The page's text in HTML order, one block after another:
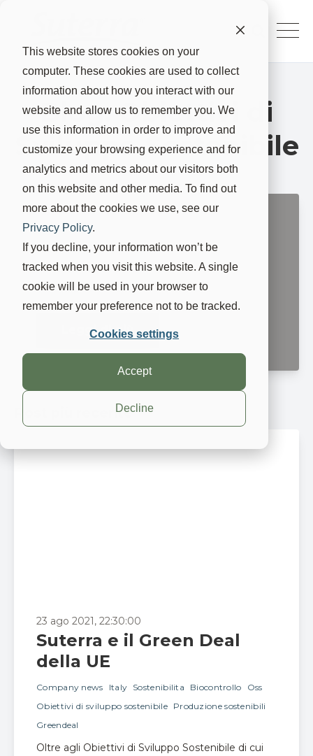
This website stores cookies on your
computer. These cookies are used to collect
information about how you interact with our
website and allow us to remember you. We
use this information in order to improve and
customize your browsing experience and for
analytics and metrics about our visitors both
on this website and other media. To find out
more about the cookies we use, see our
Privacy Policy.
If you decline, your information won’t be
tracked when you visit this website. A single
cookie will be used in your browser to
remember your preference not to be tracked.
Cookies settings
Accept
Decline
Blog: Obiettivi di
Sviluppo Sostenibile
Suterra e il
Green Deal
della UE
23 ago 2021, 22:30:00
Leggi di più
Post più recente
23 ago 2021, 22:30:00
Suterra e il Green Deal
della UE
Company news Italy Sostenibilita Biocontrollo
Oss
Obiettivi di sviluppo sostenibile
Produzione sostenibili
Greendeal
Oltre agli Obiettivi di Sviluppo Sostenibile di cui